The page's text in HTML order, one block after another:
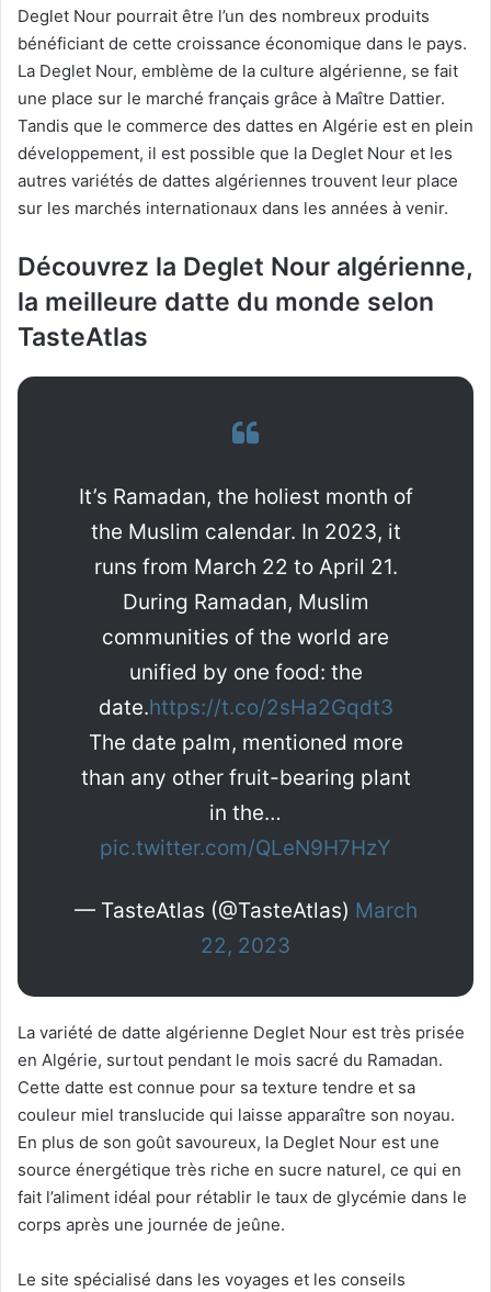
Deglet Nour pourrait être l’un des nombreux produits
bénéficiant de cette croissance économique dans le pays.
La Deglet Nour, emblème de la culture algérienne, se fait
une place sur le marché français grâce à Maître Dattier.
Tandis que le commerce des dattes en Algérie est en plein
développement, il est possible que la Deglet Nour et les
autres variétés de dattes algériennes trouvent leur place
sur les marchés internationaux dans les années à venir.
Découvrez la Deglet Nour algérienne,
la meilleure datte du monde selon
TasteAtlas
It’s Ramadan, the holiest month of
the Muslim calendar. In 2023, it
runs from March 22 to April 21.
During Ramadan, Muslim
communities of the world are
unified by one food: the
date.https://t.co/2sHa2Gqdt3
The date palm, mentioned more
than any other fruit-bearing plant
in the…
pic.twitter.com/QLeN9H7HzY
— TasteAtlas (@TasteAtlas) March
22, 2023
La variété de datte algérienne Deglet Nour est très prisée
en Algérie, surtout pendant le mois sacré du Ramadan.
Cette datte est connue pour sa texture tendre et sa
couleur miel translucide qui laisse apparaître son noyau.
En plus de son goût savoureux, la Deglet Nour est une
source énergétique très riche en sucre naturel, ce qui en
fait l’aliment idéal pour rétablir le taux de glycémie dans le
corps après une journée de jeûne.
Le site spécialisé dans les voyages et les conseils